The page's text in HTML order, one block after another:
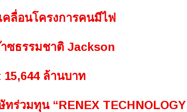
ลื่อนโครงการคนมีไฟ
ซธรรมชาติ Jackson
15,644 ล้านบาท
ร่วมทุน “RENEX